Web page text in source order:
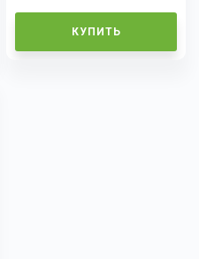
КУПИТЬ